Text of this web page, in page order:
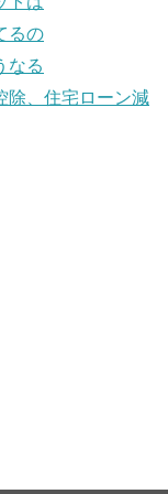
るの
なる
除、住宅ローン減